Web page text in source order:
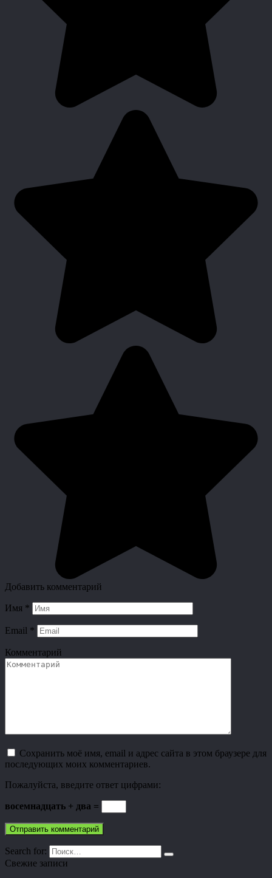
Добавить комментарий
Имя *
Email *
Комментарий
Сохранить моё имя, email и адрес сайта в этом браузере для
последующих моих комментариев.
Пожалуйста, введите ответ цифрами:
восемнадцать + два =
Search for:
Свежие записи